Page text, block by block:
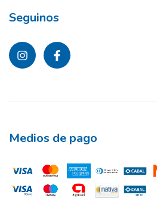
Seguinos
Medios de pago